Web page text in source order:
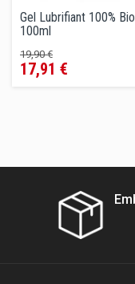
Gel Lubrifiant 100%
100ml
Prix
de
19,90 €Prix
17,91 €